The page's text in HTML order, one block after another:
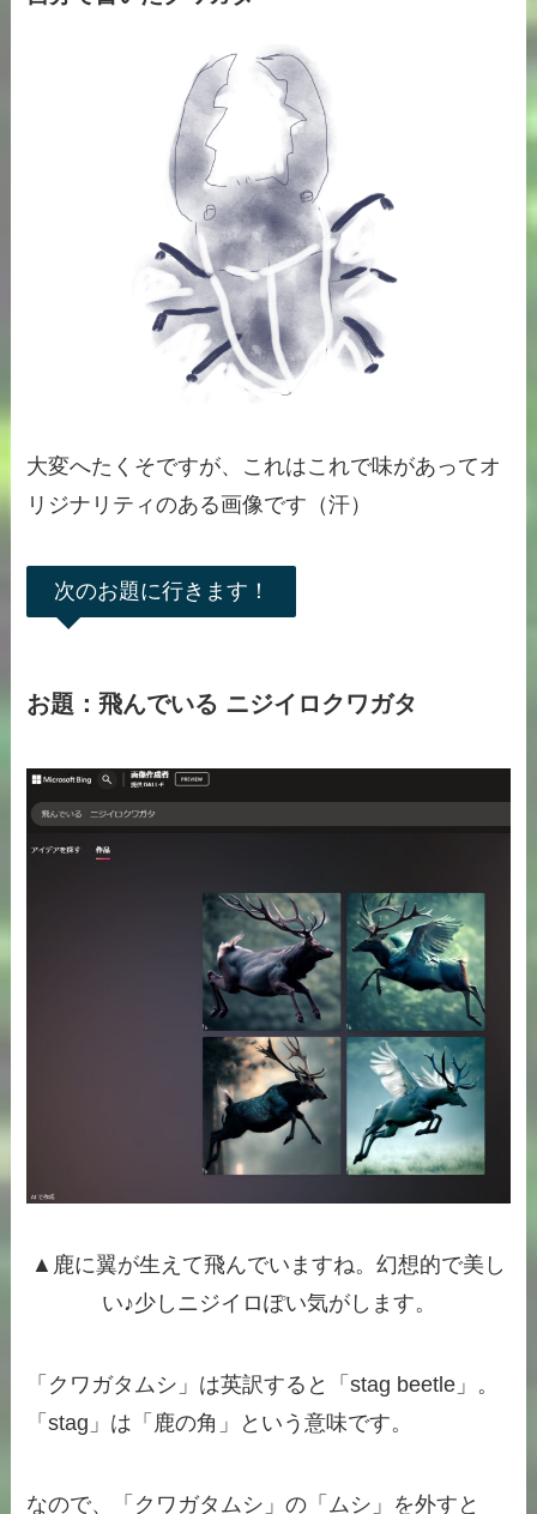
大変へたくそですが、これはこれで味があってオ
リジナリティのある画像です（汗）
次のお題に行きます！
お題：飛んでいる ニジイロクワガタ
▲鹿に翼が生えて飛んでいますね。幻想的で美し
い♪少しニジイロぽい気がします。
「クワガタムシ」は英訳すると「stag beetle」。
「stag」は「鹿の角」という意味です。
なので、「クワガタムシ」の「ムシ」を外すと